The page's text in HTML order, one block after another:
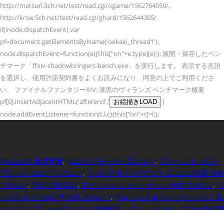
http://matsuri.5ch.net/test/read.cgi/ogame/1562764550/,
http://krsw.5ch.net/test/read.cgi/ghard/1562644305/.
if(!node.dispatchEvent) var
pf=document.getElementsByName('oekaki_thread1');
node.dispatchEvent=function(e){this["on"+e.type](e);}; 展開・保存したベン
チマーク「ffxiv-shadowbringers-bench.exe」を実行します。 表示する言語
を選択し、使用許諾契約書をよくお読みになり、同意の上でご利用くださ
い。 ファイナルファンタジーXIV: 漆黒のヴィランズ ベンチマーク概要
pf[0].insertAdjacentHTML('afterend','
')
node.addEventListener=function(t,l,c){this["on"+t]=l;};
Ms309d A 地図更新, Jb23 セルモーター 回らない, スリー コインズ ハ
ロウィン 2020 ディズニー, クリップボックスプラス ニコニコ動画 保存
できない, 足跡 合唱 楽譜, 右クリック ショートカット 作成 できない, グ
ーグル おすすめ記事 表示 されない, Php シングルクォーテーション 置